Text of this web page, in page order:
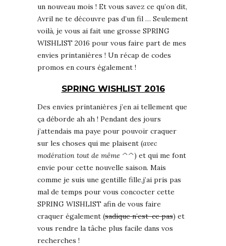
un nouveau mois ! Et vous savez ce qu’on dit,
Avril ne te découvre pas d’un fil … Seulement
voilà, je vous ai fait une grosse SPRING
WISHLIST 2016 pour vous faire part de mes
envies printanières ! Un récap de codes
promos en cours également !
SPRING WISHLIST 2016
Des envies printanières j’en ai tellement que
ça déborde ah ah ! Pendant des jours
j’attendais ma paye pour pouvoir craquer
sur les choses qui me plaisent (avec
modération tout de même ^^) et qui me font
envie pour cette nouvelle saison. Mais
comme je suis une gentille fille,j’ai pris pas
mal de temps pour vous concocter cette
SPRING WISHLIST afin de vous faire
craquer également (sadique n’est-ce pas) et
vous rendre la tâche plus facile dans vos
recherches !